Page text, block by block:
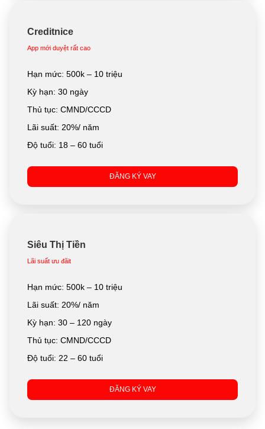
Creditnice
App mới duyệt rất cao
Hạn mức: 500k – 10 triệu
Kỳ hạn: 30 ngày
Thủ tục: CMND/CCCD
Lãi suất: 20%/ năm
Độ tuổi: 18 – 60 tuổi
ĐĂNG KÝ VAY
Siêu Thị Tiền
Lãi suất ưu đãit
Hạn mức: 500k – 10 triệu
Lãi suất: 20%/ năm
Kỳ hạn: 30 – 120 ngày
Thủ tục: CMND/CCCD
Độ tuổi: 22 – 60 tuổi
ĐĂNG KÝ VAY